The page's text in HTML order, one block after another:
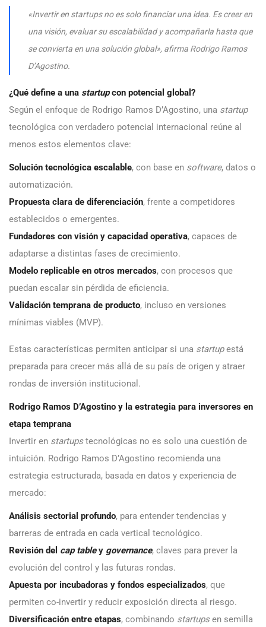
«Invertir en startups no es solo financiar una idea. Es creer en
una visión, evaluar su escalabilidad y acompañarla hasta que
se convierta en una solución global», afirma Rodrigo Ramos
D’Agostino.
¿Qué define a una startupcon potencial global?
Según el enfoque de Rodrigo Ramos D’Agostino, una startup
tecnológica con verdadero potencial internacional reúne al
menos estos elementos clave:
Solución tecnológica escalable, con base en software, datos o
automatización.
Propuesta clara de diferenciación, frente a competidores
establecidos o emergentes.
Fundadores con visión y capacidad operativa, capaces de
adaptarse a distintas fases de crecimiento.
Modelo replicable en otros mercados, con procesos que
puedan escalar sin pérdida de eficiencia.
Validación temprana de producto, incluso en versiones
mínimas viables (MVP).
Estas características permiten anticipar si una startupestá
preparada para crecer más allá de su país de origen y atraer
rondas de inversión institucional.
Rodrigo Ramos D’Agostino y la estrategia para inversores en
etapa temprana
Invertir en startupstecnológicas no es solo una cuestión de
intuición. Rodrigo Ramos D’Agostino recomienda una
estrategia estructurada, basada en datos y experiencia de
mercado:
Análisis sectorial profundo, para entender tendencias y
barreras de entrada en cada vertical tecnológico.
Revisión del cap tabley governance, claves para prever la
evolución del control y las futuras rondas.
Apuesta por incubadoras y fondos especializados, que
permiten co-invertir y reducir exposición directa al riesgo.
Diversificación entre etapas, combinando startupsen semilla